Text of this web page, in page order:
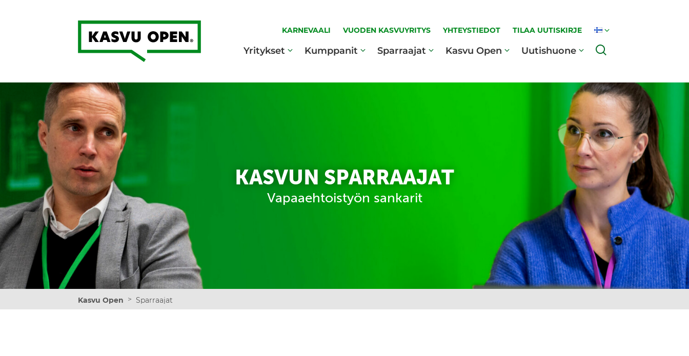
Kasvu Open
KARNEVAALI VUODEN KASVUYRITYS YHTEYSTIEDOT TILAA UUTISKIRJE
Yritykset Kumppanit Sparraajat Kasvu Open Uutishuone
KASVUN SPARRAAJAT
Vapaaehtoistyön sankarit
Kasvu Open > Sparraajat